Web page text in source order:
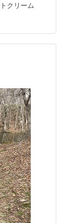
あ。 友人は
リームもお
を出してい
。 唯一無二
らい、いろ
クリーム